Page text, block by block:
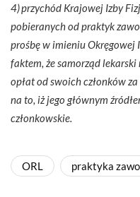
4) przychód Krajowej Izby
pobieranych od praktyk
prośbę w imieniu Okręgowej
faktem, że samorząd
opłat od swoich członków
na to, iż jego głównym
członkowskie.
ORL praktyka